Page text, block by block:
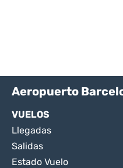
Aeropuerto
VUELOS
Llegadas
Salidas
Estado Vuelo